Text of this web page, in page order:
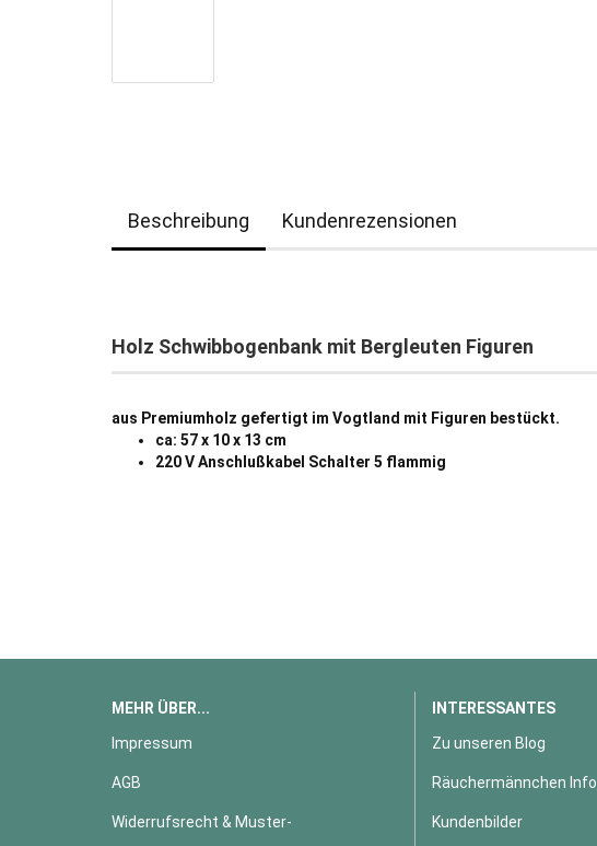
Beschreibung Kundenrezensionen
Holz Schwibbogenbank mit Bergleuten Figuren
aus Premiumholz gefertigt im Vogtland mit Figuren bestückt.
ca: 57 x 10 x 13 cm
220 V Anschlußkabel Schalter 5 flammig
MEHR ÜBER...
Impressum
AGB
Widerrufsrecht & Muster-
INTERESSANTES
Zu unseren Blog
Räuchermännchen Info
Kundenbilder